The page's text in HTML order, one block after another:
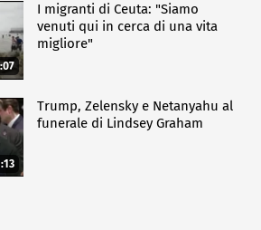
I migranti di Ceuta: "Siamo
venuti qui in cerca di una vita
migliore"
Trump, Zelensky e Netanyahu al
funerale di Lindsey Graham